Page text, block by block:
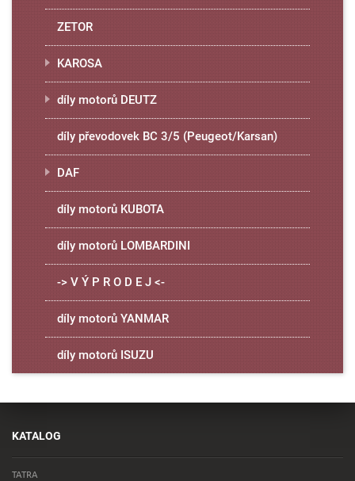
ZETOR
KAROSA
díly motorů DEUTZ
díly převodovek BC 3/5 (Peugeot/Karsan)
DAF
díly motorů KUBOTA
díly motorů LOMBARDINI
-> V Ý P R O D E J <-
díly motorů YANMAR
díly motorů ISUZU
KATALOG
TATRA